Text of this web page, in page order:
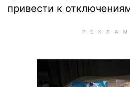
привести к